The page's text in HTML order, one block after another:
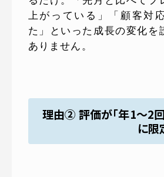
上がっている」「顧客対
た」といった成長の変化を
ありません。
理由② 評価が「年1〜2回
に限